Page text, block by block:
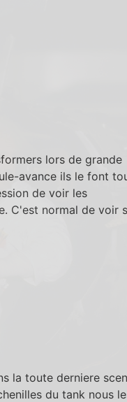
lors de grande
avance ils le font
de voir les
C'est normal de voir
la toute derniere
du tank nous